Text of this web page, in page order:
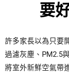
要
許多家長以為只要
過濾灰塵、PM2.5
將室外新鮮空氣帶